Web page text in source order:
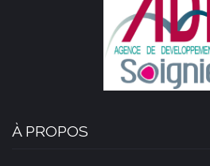
À PROPOS